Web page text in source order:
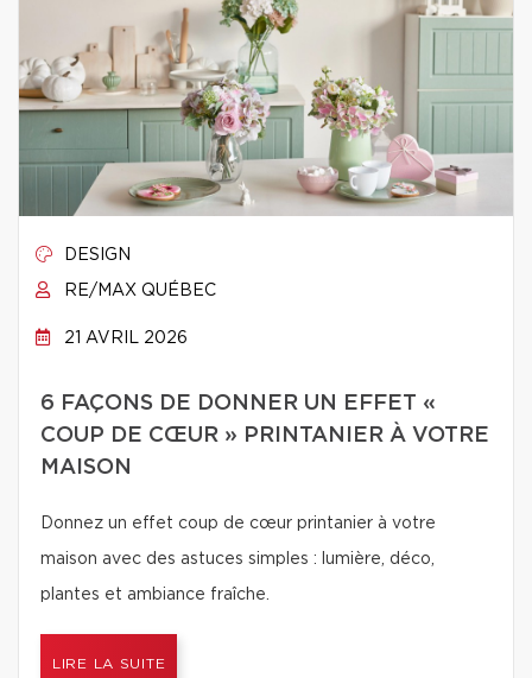
DESIGN
RE/MAX QUÉBEC
21 AVRIL 2026
6 FAÇONS DE DONNER UN EFFET «
COUP DE CŒUR » PRINTANIER À VOTRE
MAISON
Donnez un effet coup de cœur printanier à votre
maison avec des astuces simples : lumière, déco,
plantes et ambiance fraîche.
LIRE LA SUITE